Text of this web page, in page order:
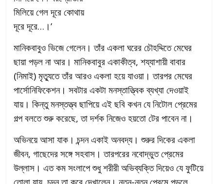
মিলিয়ে গেল দূরে কোথায়
দূরে দূরে…।’
মানিকবাবুও ভিজে গেলেন। তাঁর একলা ঘরের চৌহদ্দিতে মেঘের
ছায়া পড়ল না আর। মানিকবাবুর একাকীত্ব, শয্যাশায়ী বাবার
(নিমাই) মৃত্যুতে তাঁর আরও একলা হয়ে যাওয়া। তারপর মেঘের
পার্সোনিফিকেশন। সবটার একটা মনস্তাত্ত্বিক ব্যখ্যা দেওয়াই
যায়। কিন্তু মনস্তত্ত্ব ছাপিয়ে এই ছবি কখন যে নিটোল প্রেমের
গল্প বলতে শুরু করেছে, তা দর্শক নিজেও হয়তো টের পাবেন না।
অভিনয়ে আসা যাক। চন্দন একাই অনবদ্য। শুরুর দিকের একলা
জীবন, গাছেদের সঙ্গে সহবাস। তারপরের নবোদ্ভুত প্রেমের
উল্লাস। এত কম সংলাপে শুধু শরীরী অভিব্যক্তি দিয়েও যে ফুটিয়ে